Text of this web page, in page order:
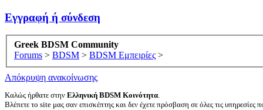
Εγγραφή ή σύνδεση
Greek BDSM Community
Forums > BDSM > BDSM Εμπειρίες >
Απόκρυψη ανακοίνωσης
Καλώς ήρθατε στην Ελληνική BDSM Κοινότητα.
Βλέπετε το site μας σαν επισκέπτης και δεν έχετε πρόσβαση σε όλες τις υπηρεσίες